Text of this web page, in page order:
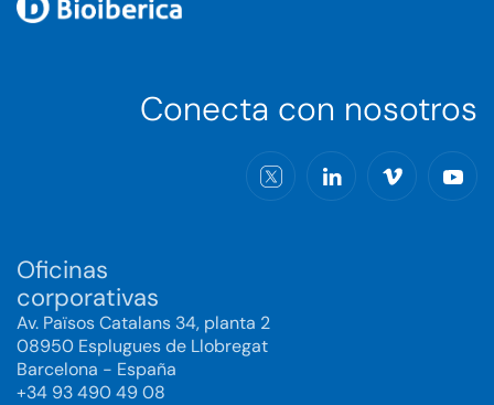
Conecta con nosotros
Oficinas
corporativas
Av. Països Catalans 34, planta 2
08950 Esplugues de Llobregat
Barcelona - España
+34 93 490 49 08